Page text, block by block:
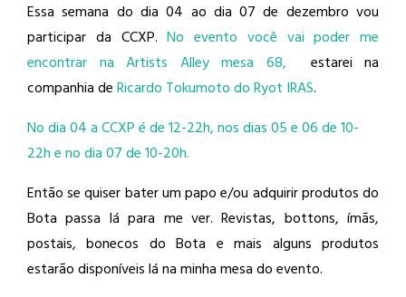
Essa semana do dia 04 ao dia 07 de dezembro vou
participar da CCXP.No evento você vai poder me
encontrar na Artists Alley mesa 68, estarei na
companhia deRicardo Tokumoto do Ryot IRAS.
No dia 04 a CCXP é de 12-22h, nos dias 05 e 06 de 10-
22h e no dia 07 de 10-20h.
Então se quiser bater um papo e/ou adquirir produtos do
Bota passa lá para me ver. Revistas, bottons, ímãs,
postais, bonecos do Bota e mais alguns produtos
estarão disponíveis lá na minha mesa do evento.